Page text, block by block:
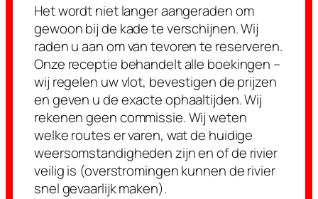
Het wordt niet langer aangeraden om
gewoon bij de kade te verschijnen. Wij
raden u aan om van tevoren te reserveren.
Onze receptie behandelt alle boekingen –
wij regelen uw vlot, bevestigen de prijzen
en geven u de exacte ophaaltijden. Wij
rekenen geen commissie. Wij weten
welke routes er varen, wat de huidige
weersomstandigheden zijn en of de rivier
veilig is (overstromingen kunnen de rivier
snel gevaarlijk maken).